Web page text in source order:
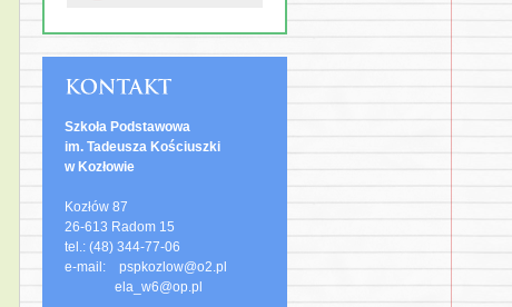
Szkoła Podstawowa
im. Tadeusza Kościuszki
w Kozłowie
Kozłów 87
26-613 Radom 15
tel.: (48) 344-77-06
e-mail: pspkozlow@o2.pl
ela_w6@op.pl